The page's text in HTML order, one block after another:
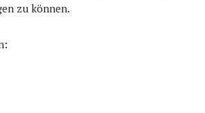
zu können.